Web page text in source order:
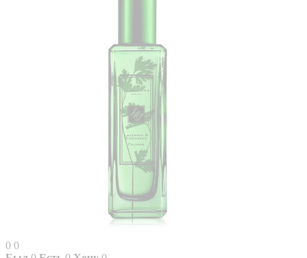
0 0